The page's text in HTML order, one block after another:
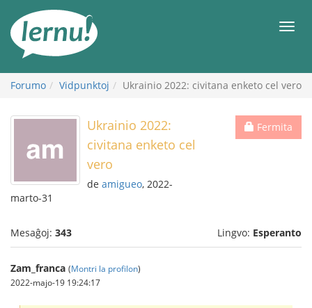
enhavo
Forumo Vidpunktoj Ukrainio 2022: civitana enketo cel vero
Fermita
Ukrainio 2022:
civitana enketo cel
vero
de amigueo, 2022-
marto-31
Mesaĝoj: 343 Lingvo: Esperanto
Zam_franca (Montri la profilon)
2022-majo-19 19:24:17